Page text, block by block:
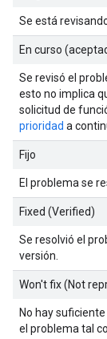
Se está
En curso
Se revisó el
esto no implica
solicitud de
prioridad a
Fijo
El problema se
Fixed (Verified)
Se resolvió el
versión.
Won't fix (Not
No hay
el problema tal